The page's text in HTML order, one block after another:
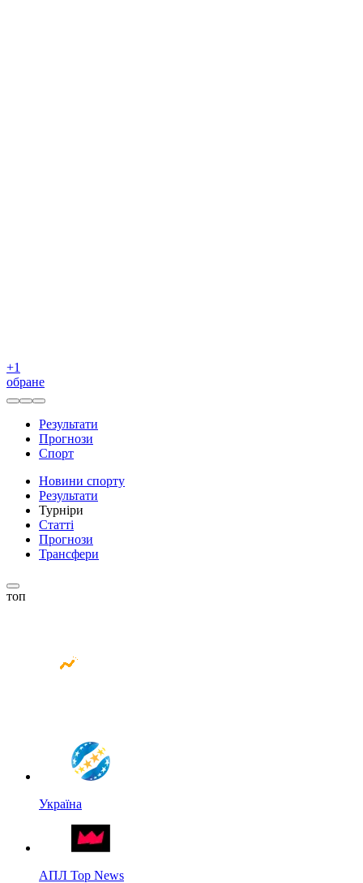
+1
обране
Результати
Прогнози
Спорт
Новини спорту
Результати
Турніри
Статті
Прогнози
Трансфери
топ
Україна
АПЛ Top News